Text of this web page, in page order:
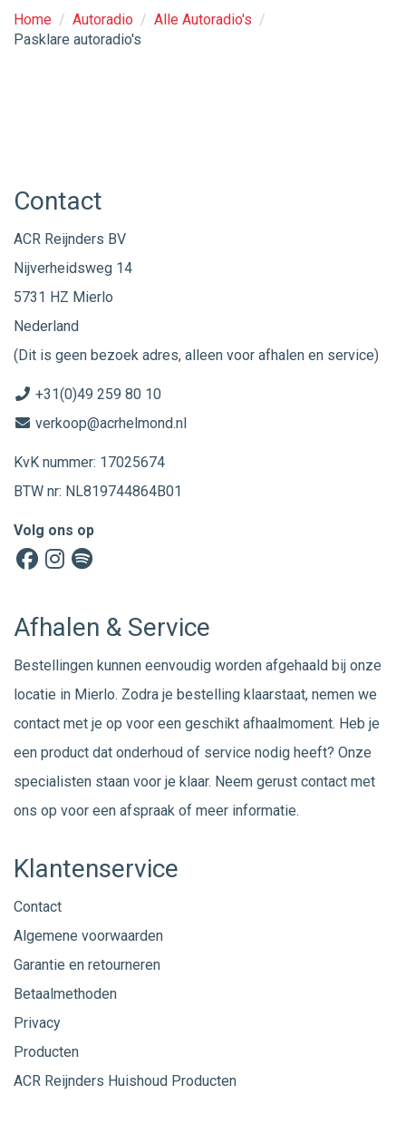
Home / Autoradio / Alle Autoradio's /
Pasklare autoradio's
Contact
ACR Reijnders BV
Nijverheidsweg 14
5731 HZ Mierlo
Nederland
(Dit is geen bezoek adres, alleen voor afhalen en service)
+31(0)49 259 80 10
verkoop@acrhelmond.nl
KvK nummer: 17025674
BTW nr: NL819744864B01
Volg ons op
Afhalen & Service
Bestellingen kunnen eenvoudig worden afgehaald bij onze
locatie in Mierlo. Zodra je bestelling klaarstaat, nemen we
contact met je op voor een geschikt afhaalmoment. Heb je
een product dat onderhoud of service nodig heeft? Onze
specialisten staan voor je klaar. Neem gerust contact met
ons op voor een afspraak of meer informatie.
Klantenservice
Contact
Algemene voorwaarden
Garantie en retourneren
Betaalmethoden
Privacy
Producten
ACR Reijnders Huishoud Producten